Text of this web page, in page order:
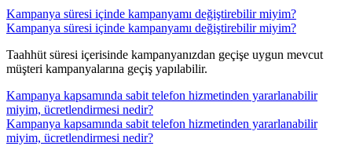
Kampanya süresi içinde kampanyamı değiştirebilir miyim?
Kampanya süresi içinde kampanyamı değiştirebilir miyim?
​​Taahhüt süresi içerisinde kampanyanızdan geçişe uygun mevcut
müşteri kampanyalarına geçiş yapılabilir.
Kampanya kapsamında sabit telefon hizmetinden yararlanabilir
miyim, ücretlendirmesi nedir?
Kampanya kapsamında sabit telefon hizmetinden yararlanabilir
miyim, ücretlendirmesi nedir?